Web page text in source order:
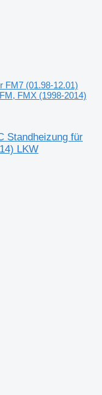
FM7 (01.98-12.01)
FMX (1998-2014)
Standheizung für
LKW